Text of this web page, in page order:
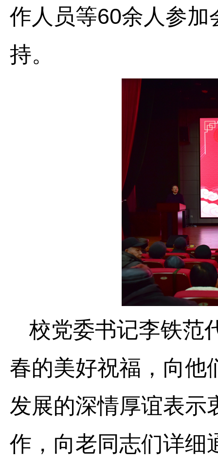
作人员等60余人参
持。
校党委书记李铁范
春的美好祝福，向他
发展的深情厚谊表示
作，向老同志们详细